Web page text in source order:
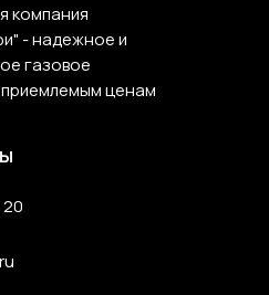
компания
- надежное и
газовое
ценам